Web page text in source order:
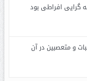
گرایی افراطی بود
و متعصبین در آن